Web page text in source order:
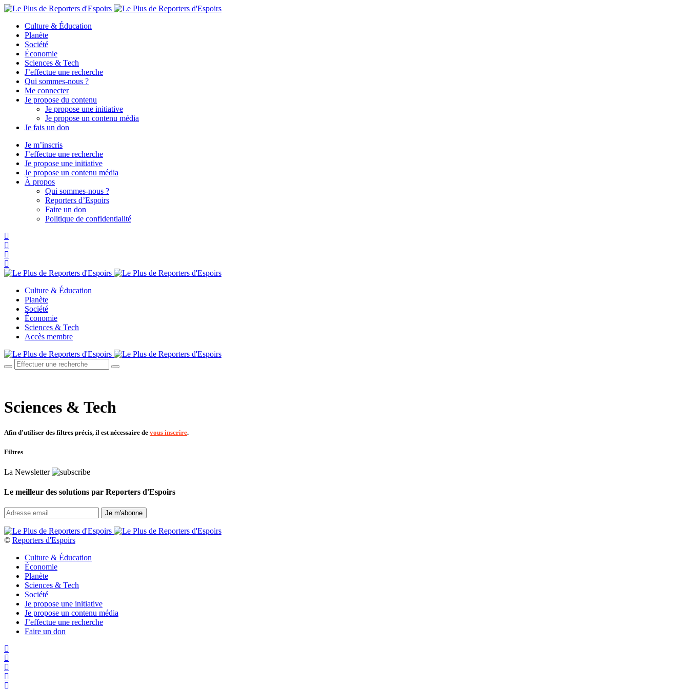
Culture & Éducation
Planète
Société
Économie
Sciences & Tech
J’effectue une recherche
Qui sommes-nous ?
Me connecter
Je propose du contenu
Je propose une initiative
Je propose un contenu média
Je fais un don
Je m’inscris
J’effectue une recherche
Je propose une initiative
Je propose un contenu média
À propos
Qui sommes-nous ?
Reporters d’Espoirs
Faire un don
Politique de confidentialité
Culture & Éducation
Planète
Société
Économie
Sciences & Tech
Accès membre
Sciences & Tech
Afin d'utiliser des filtres précis, il est nécessaire de vous inscrire.
Filtres
La Newsletter
Le meilleur des solutions par Reporters d'Espoirs
© Reporters d'Espoirs
Culture & Éducation
Économie
Planète
Sciences & Tech
Société
Je propose une initiative
Je propose un contenu média
J’effectue une recherche
Faire un don